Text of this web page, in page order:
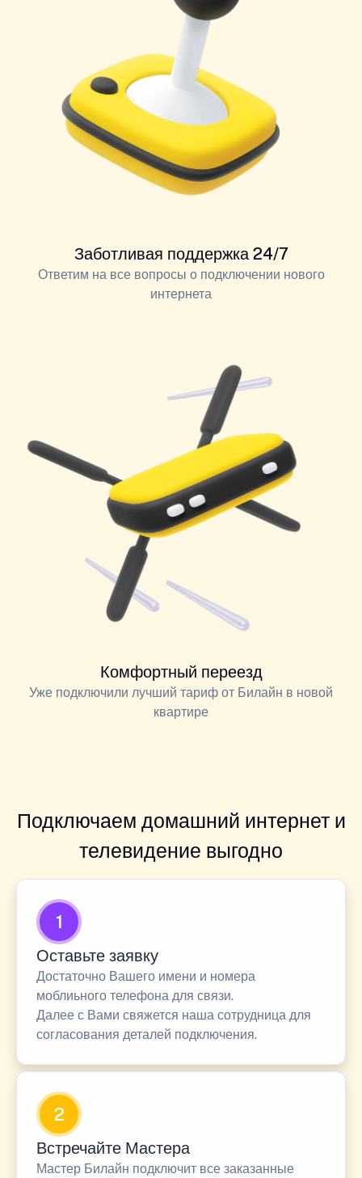
Заботливая поддержка 24/7
Ответим на все вопросы о подключении нового
интернета
Комфортный переезд
Уже подключили лучший тариф от Билайн в новой
квартире
Подключаем домашний интернет и
телевидение выгодно
1
Оставьте заявку
Достаточно Вашего имени и номера
моблиьного телефона для связи.
Далее с Вами свяжется наша сотрудница для
согласования деталей подключения.
2
Встречайте Мастера
Мастер Билайн подключит все заказанные